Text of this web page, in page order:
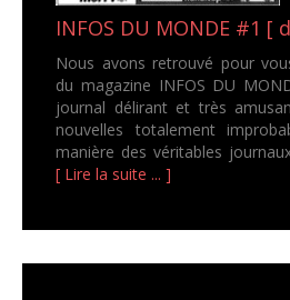
INFOS DU MONDE #1 [
Nous avons retrouvé pour
du magazine INFOS DU
journal délirant et très
nouvelles totalement
manière des véritables
[ Lire la suite ... ]